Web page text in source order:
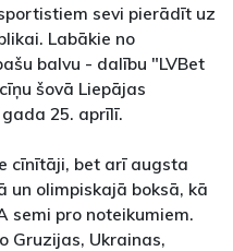
sevi pierādīt uz
Labākie no
balvu - dalību "LVBet
šovā Liepājas
25. aprīlī.
cīnītāji, bet arī augsta
olimpiskajā boksā, kā
semi pro noteikumiem.
Gruzijas, Ukrainas,